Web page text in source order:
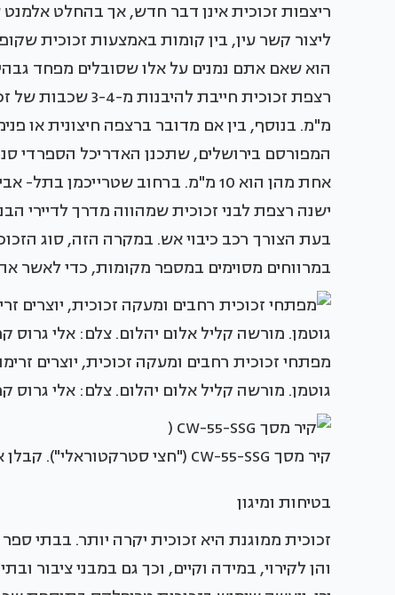
ריצפות זכוכית אינן דבר חדש, אך בהחלט
ליצור קשר עין, בין קומות באמצעות זכוכית
הוא שאם אתם נמנים על אלו שסובלים מפחד
מ"מ. בנוסף, בין אם מדובר ברצפה חיצונית או
אחת מהן הוא 10 מ"מ. ברחוב
ישנה רצפת לבני זכוכית שמהווה מדרך לדיירי
בעת הצורך רכב כיבוי אש. במקרה הזה, סוג
במרווחים מסוימים במספר מקומות, כדי לאשר
מפתחי זכוכית רחבים ומעקה זכוכית, יוצרים
גוטמן. מורשה קליל אלום יהלום. צלם: אלי גרוס
קיר מסך ‪CW-55-SSG‬ ("חצי סטרקטוראלי"). קבלן אלומיניום: אלום קוסטיקה. יזם: שטרן גרופ | אלובין.
בטיחות ומיגון
זכוכית ממוגנת היא זכוכית יקרה יותר. בבתי
והן לקירוי, במידה וקיים, וכך גם במבני ציבור